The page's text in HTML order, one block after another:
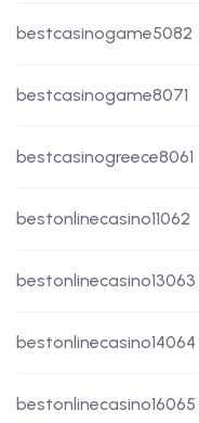
bestcasinogame5082
bestcasinogame8071
bestcasinogreece8061
bestonlinecasino11062
bestonlinecasino13063
bestonlinecasino14064
bestonlinecasino16065